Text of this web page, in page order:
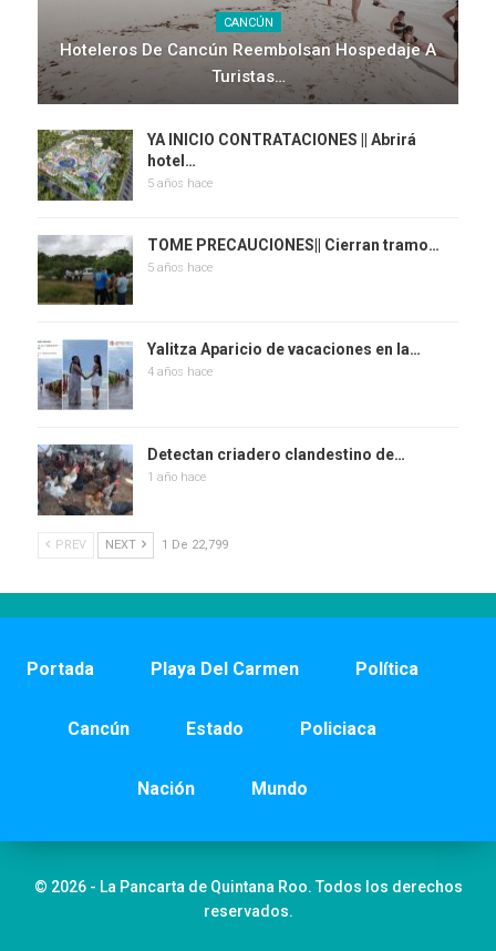
CANCÚN
Hoteleros De Cancún Reembolsan Hospedaje A
Turistas…
YA INICIO CONTRATACIONES || Abrirá
hotel…
5 años hace
TOME PRECAUCIONES|| Cierran tramo…
5 años hace
Yalitza Aparicio de vacaciones en la…
4 años hace
Detectan criadero clandestino de…
1 año hace
PREV NEXT 1 De 22,799
Portada Playa Del Carmen Política
Cancún Estado Policiaca
Nación Mundo
© 2026 - La Pancarta de Quintana Roo. Todos los derechos
reservados.